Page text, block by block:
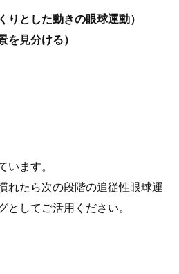
りとした動きの眼球運動）
を見分ける）
います。
れたら次の段階の追従性眼球運
としてご活用ください。